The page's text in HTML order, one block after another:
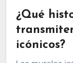
en España
la Casa de la
de San Juan